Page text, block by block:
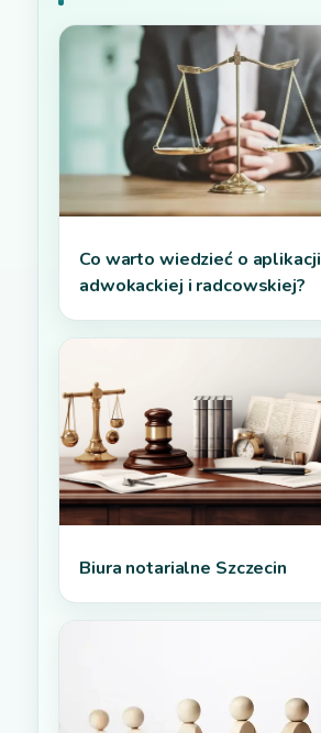
Co warto wiedzieć o aplikacji
adwokackiej i radcowskiej?
Biura notarialne Szczecin